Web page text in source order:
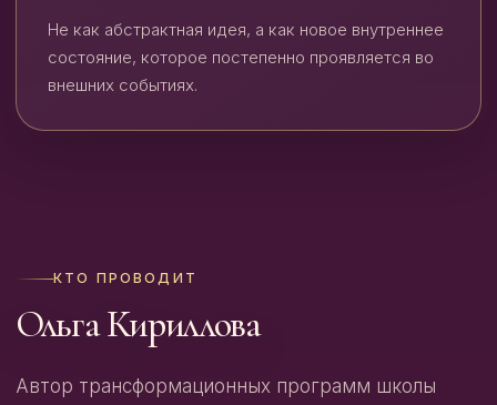
Не как абстрактная идея, а как новое внутреннее
состояние, которое постепенно проявляется во
внешних событиях.
КТО ПРОВОДИТ
Ольга Кириллова
Автор трансформационных программ школы